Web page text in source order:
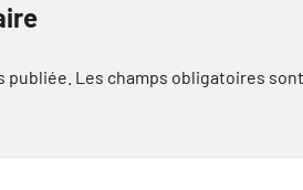
publiée. Les champs obligatoires